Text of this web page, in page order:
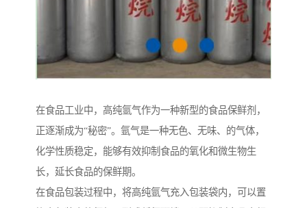
在食品工业中，高纯氩气作为一种新型的食品保鲜剂，
正逐渐成为“秘密”。氩气是一种无色、无味、的气体，
化学性质稳定，能够有效抑制食品的氧化和微生物生
长，延长食品的保鲜期。
在食品包装过程中，将高纯氩气充入包装袋内，可以置